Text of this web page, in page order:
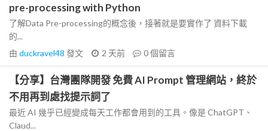
pre-processing with Python
了解Data Pre-processing的概念後，接著就是要實作了 資料下載
的...
由 duckravel48 發文 2 天前 0個留言
【分享】台灣團隊開發 免費 AI Prompt 管理網站，終於
不用再到處找提示詞了
最近 AI 幾乎已經變成每天工作都會用到的工具。像是 ChatGPT、
Claud...